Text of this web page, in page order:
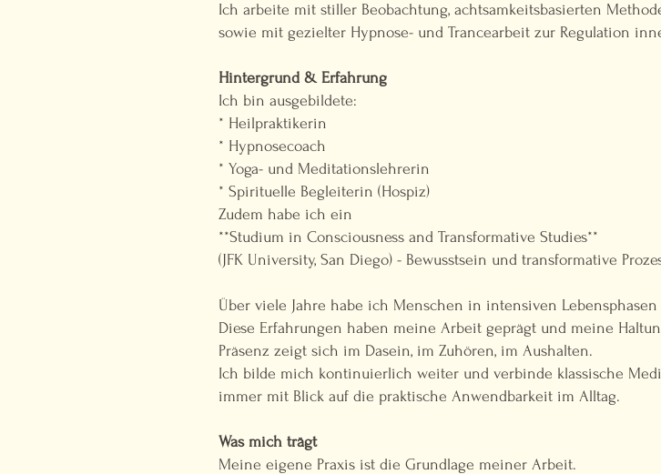
Ich arbeite mit stiller Beobachtung, achtsamkeitsbasierten
sowie mit gezielter Hypnose- und Trancearbeit zur Regulation
Hintergrund & Erfahrung
Ich bin ausgebildete:
* Heilpraktikerin
* Hypnosecoach
* Yoga- und Meditationslehrerin
* Spirituelle Begleiterin (Hospiz)
Zudem habe ich ein
**Studium in Consciousness and Transformative Studies**
(JFK University, San Diego) - Bewusstsein und transformative
Über viele Jahre habe ich Menschen in intensiven
Diese Erfahrungen haben meine Arbeit geprägt und meine
Präsenz zeigt sich im Dasein, im Zuhören, im Aushalten.
Ich bilde mich kontinuierlich weiter und verbinde klassische
immer mit Blick auf die praktische Anwendbarkeit im Alltag.
Was mich trägt
Meine eigene Praxis ist die Grundlage meiner Arbeit.